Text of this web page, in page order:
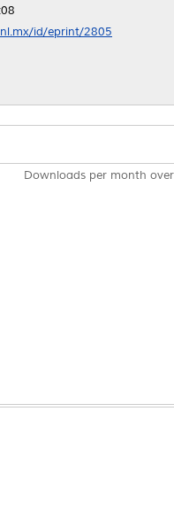
id/eprint/2805
Downloads per month